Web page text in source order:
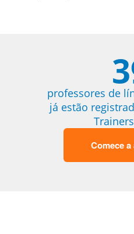
professores de
já estão
Comece